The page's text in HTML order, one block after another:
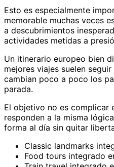
Esto es especialmente
memorable muchas veces
a descubrimientos
actividades metidas a
Un itinerario europeo bien
mejores viajes suelen
cambian poco a poco los
parada.
El objetivo no es complicar
responden a la misma
forma al día sin quitar
Classic landmarks
Food tours integrado